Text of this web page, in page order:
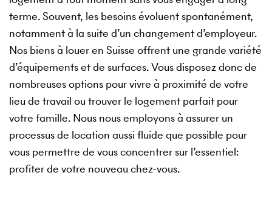
terme. Souvent, les besoins évoluent spontanément,
notamment à la suite d’un changement d’employeur.
Nos biens à louer en Suisse offrent une grande variété
d’équipements et de surfaces. Vous disposez donc de
nombreuses options pour vivre à proximité de votre
lieu de travail ou trouver le logement parfait pour
votre famille. Nous nous employons à assurer un
processus de location aussi fluide que possible pour
vous permettre de vous concentrer sur l’essentiel:
profiter de votre nouveau chez-vous.